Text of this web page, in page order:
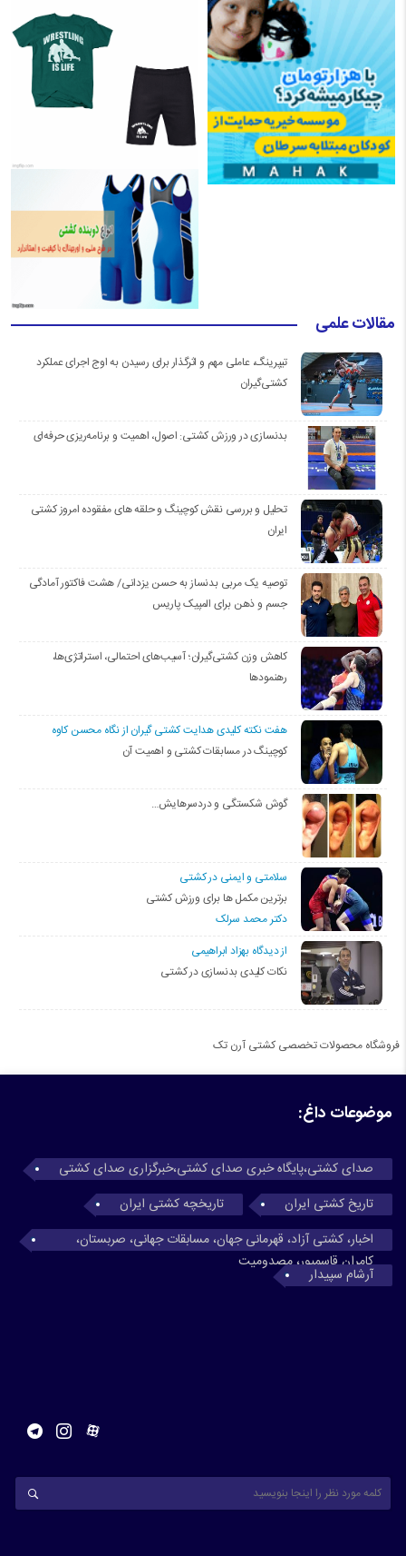
مقالات علمی
تیپرینگ، عاملی مهم و اثرگذار برای رسیدن به اوج اجرای عملکرد
کشتی‌گیران
بدنسازی در ورزش کشتی: اصول، اهمیت و برنامه‌ریزی حرفه‌ای
تحلیل و بررسی نقش کوچینگ و حلقه های مفقوده امروز کشتی
ایران
توصیه یک مربی بدنساز به حسن یزدانی/ هشت فاکتور آمادگی
جسم و ذهن برای المپیک پاریس
کاهش وزن کشتی‌گیران؛ آسیب‌های احتمالی، استراتژی‌ها،
رهنمودها
هفت نکته کلیدی هدایت کشتی گیران از نگاه محسن کاوه
کوچینگ در مسابقات کشتی و اهمیت آن
گوش شکستگی و دردسرهایش…
سلامتی و ایمنی در کشتی
برترین مکمل ها برای ورزش کشتی
دکتر محمد سرلک
از دیدگاه بهزاد ابراهیمی
نکات کلیدی بدنسازی در کشتی
فروشگاه محصولات تخصصی کشتی آرن تک
موضوعات داغ:
صدای کشتی،پایگاه خبری صدای کشتی،خبرگزاری صدای کشتی
تاریخ کشتی ایران
تاریخچه کشتی ایران
اخبار، کشتی آزاد، قهرمانی جهان، مسابقات جهانی، صربستان،
کامران قاسمپور، مصدومیت
آرشام سپیدار